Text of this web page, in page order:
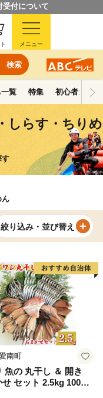
受付について
検索
メニュー
一覧 特集 初心者ガイド
しらす・ちりめ
す
ん
絞り込み・並び替え
南町
魚の 丸干し ＆ 開き
せ セット 2.5kg 10000